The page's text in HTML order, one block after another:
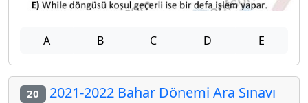
A B C D E
20 2021-2022 Bahar Dönemi Ara Sınavı